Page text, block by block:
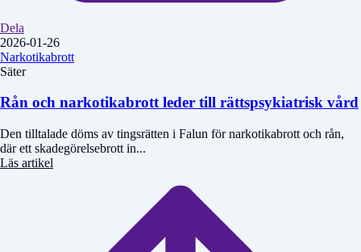
Dela
2026-01-26
Narkotikabrott
Säter
Rån och narkotikabrott leder till rättspsykiatrisk vård
Den tilltalade döms av tingsrätten i Falun för narkotikabrott och rån,
där ett skadegörelsebrott in...
Läs artikel